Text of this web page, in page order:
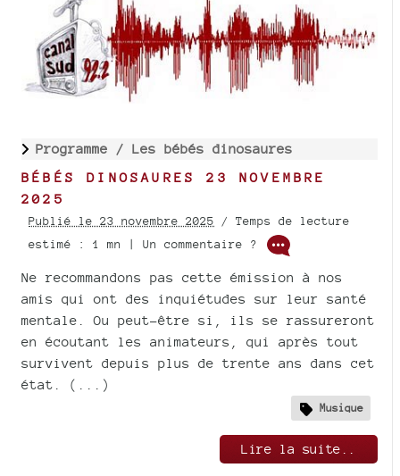
Programme / Les bébés dinosaures
BÉBÉS DINOSAURES 23 NOVEMBRE
2025
Publié le 23 novembre 2025 / Temps de lecture
estimé : 1 mn | Un commentaire ?
Ne recommandons pas cette émission à nos
amis qui ont des inquiétudes sur leur santé
mentale. Ou peut-être si, ils se rassureront
en écoutant les animateurs, qui après tout
survivent depuis plus de trente ans dans cet
état. (...)
Musique
Lire la suite..